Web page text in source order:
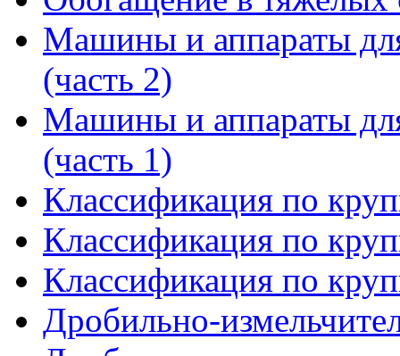
Машины и аппараты
(часть 2)
Машины и аппараты
(часть 1)
Классификация по
Классификация по
Классификация по
Дробильно-